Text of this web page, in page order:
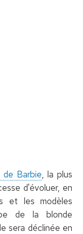
de Barbie, la plus
d'évoluer, en
et les modèles
de la blonde
sera déclinée en